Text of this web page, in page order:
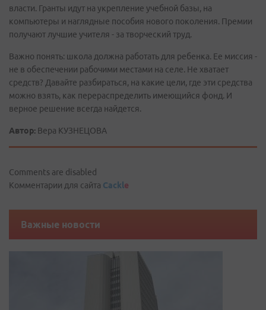
власти. Гранты идут на укрепление учебной базы, на
компьютеры и наглядные пособия нового поколения. Премии
получают лучшие учителя - за творческий труд.
Важно понять: школа должна работать для ребенка. Ее миссия -
не в обеспечении рабочими местами на селе. Не хватает
средств? Давайте разбираться, на какие цели, где эти средства
можно взять, как перераспределить имеющийся фонд. И
верное решение всегда найдется.
Автор: Вера КУЗНЕЦОВА
Comments are disabled
Комментарии для сайта Cackle
Важные новости